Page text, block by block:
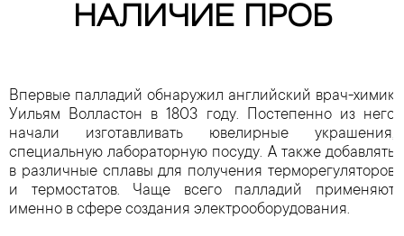
НАЛИЧИЕ ПРОБ
Впервые палладий обнаружил английский врач-химик
Уильям Волластон в 1803 году. Постепенно из него
начали изготавливать ювелирные украшения,
специальную лабораторную посуду. А также добавлять
в различные сплавы для получения терморегуляторов
и термостатов. Чаще всего палладий применяют
именно в сфере создания электрооборудования.